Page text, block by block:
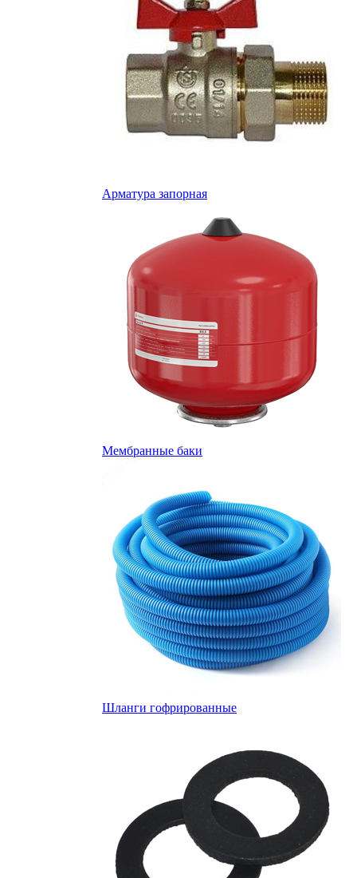
Арматура запорная
Мембранные баки
Шланги гофрированные